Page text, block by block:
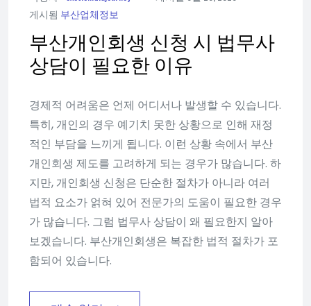
게시됨 부산업체정보
부산개인회생 신청 시 법무사
상담이 필요한 이유
경제적 어려움은 언제 어디서나 발생할 수 있습니다.
특히, 개인의 경우 예기치 못한 상황으로 인해 재정
적인 부담을 느끼게 됩니다. 이런 상황 속에서 부산
개인회생 제도를 고려하게 되는 경우가 많습니다. 하
지만, 개인회생 신청은 단순한 절차가 아니라 여러
법적 요소가 얽혀 있어 전문가의 도움이 필요한 경우
가 많습니다. 그럼 법무사 상담이 왜 필요한지 알아
보겠습니다. 부산개인회생은 복잡한 법적 절차가 포
함되어 있습니다.